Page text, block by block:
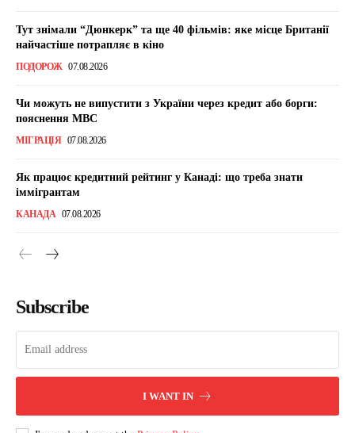
Тут знімали “Дюнкерк” та ще 40 фільмів: яке місце Британії
найчастіше потрапляє в кіно
ПОДОРОЖ 07.08.2026
Чи можуть не випустити з України через кредит або борги:
пояснення МВС
МІГРАЦІЯ 07.08.2026
Як працює кредитний рейтинг у Канаді: що треба знати
іммігрантам
КАНАДА 07.08.2026
Subscribe
I WANT IN